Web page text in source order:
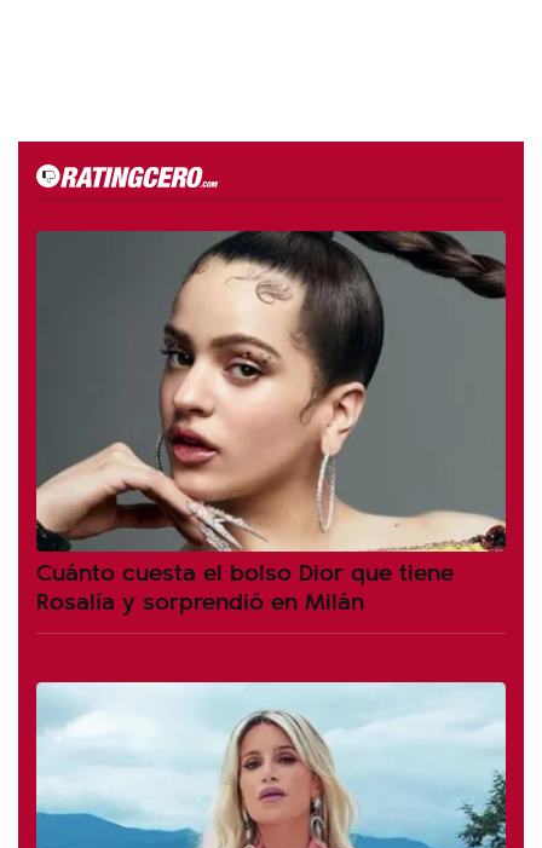
Cuánto cuesta el bolso Dior que tiene
Rosalía y sorprendió en Milán